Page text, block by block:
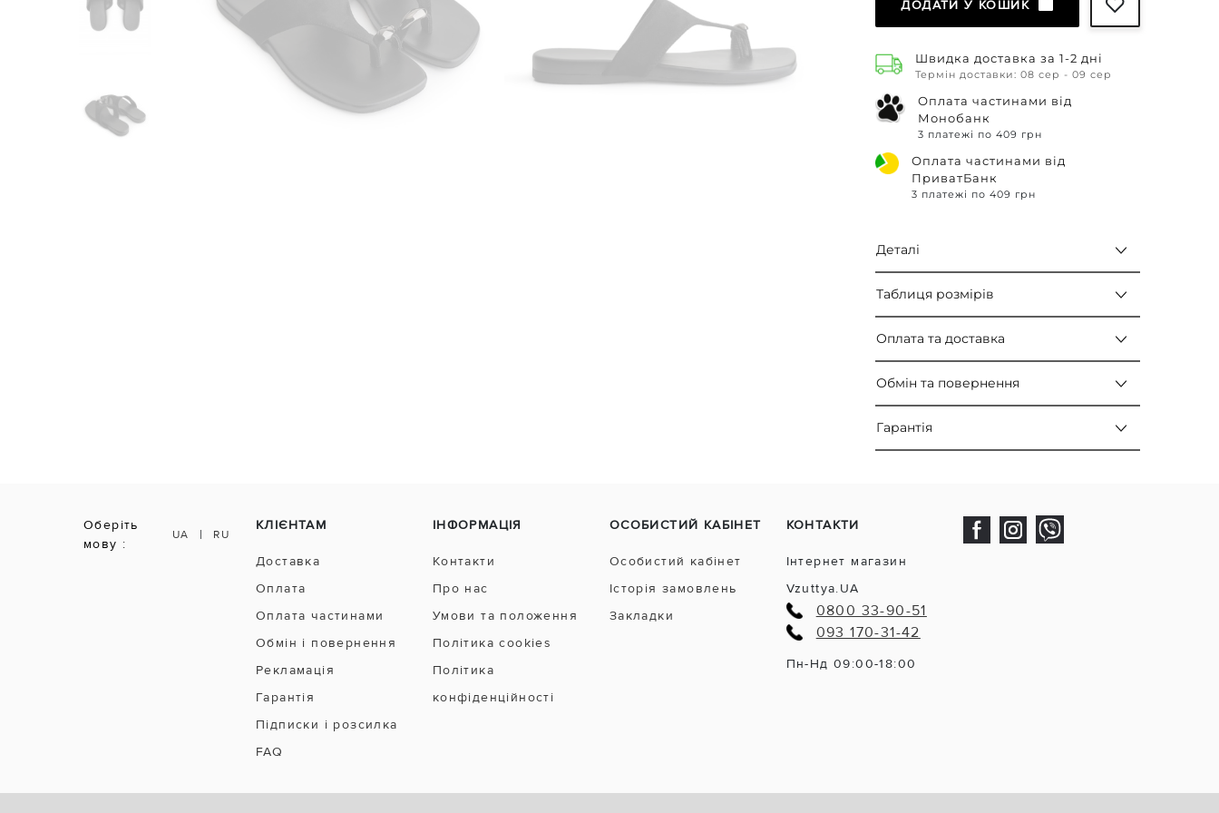
ДОДАТИ У КОШИК
Швидка доставка за 1-2 дні
Термін доставки: 08 сер - 09 сер
Оплата частинами від
Монобанк
3 платежі по 409 грн
Оплата частинами від
ПриватБанк
3 платежі по 409 грн
Деталі
Таблиця розмірів
Оплата та доставка
Обмін та повернення
Гарантія
Оберіть
мову :
UA | RU
КЛІЄНТАМ
Доставка
Оплата
Оплата частинами
Обмін і повернення
Рекламація
Гарантія
Підписки і розсилка
FAQ
ІНФОРМАЦІЯ
Контакти
Про нас
Умови та положення
Політика cookies
Політика
конфіденційності
ОСОБИСТИЙ КАБІНЕТ
Особистий кабінет
Історія замовлень
Закладки
КОНТАКТИ
Інтернет магазин
Vzuttya.UA
0800 33-90-51
093 170-31-42
Пн-Нд 09:00-18:00